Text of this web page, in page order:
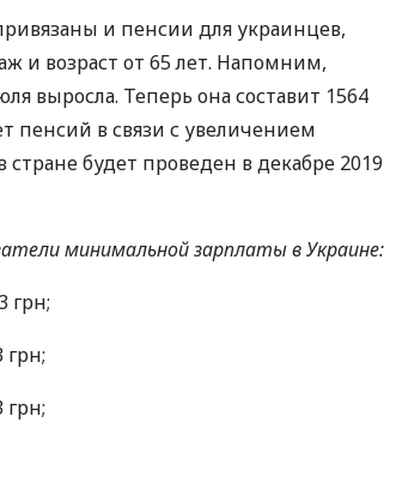
и пенсии для украинцев,
и возраст от 65 лет. Напомним,
выросла. Теперь она составит 1564
пенсий в связи с увеличением
будет проведен в декабре 2019
минимальной зарплаты в Украине:
грн;
грн;
грн;